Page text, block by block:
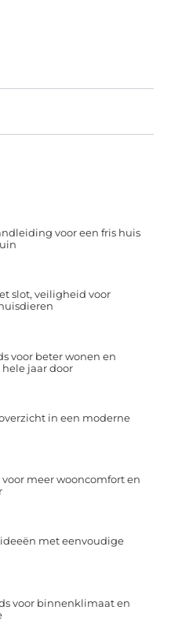
voor een fris huis
slot, veiligheid voor
voor beter wonen en
jaar door
in een moderne
meer wooncomfort en
met eenvoudige
voor binnenklimaat en